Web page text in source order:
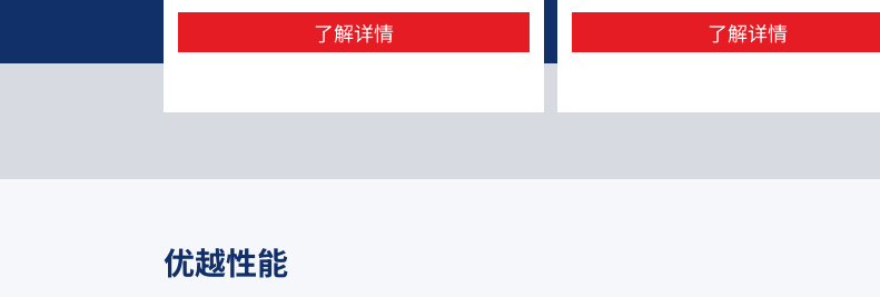
指数改进剂调配而成，有助于解决变速箱渗
漏、打滑、颤抖和磨损等问题。
了解详情
用于大 部分的链式和带式无级变速箱。
了解详情
优越性能